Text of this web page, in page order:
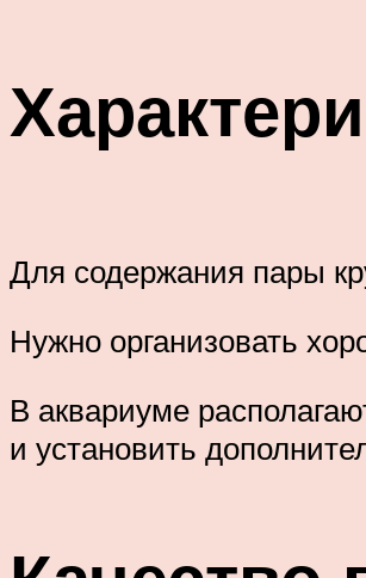
Для содержания пары
Нужно организовать
В аквариуме
и установить